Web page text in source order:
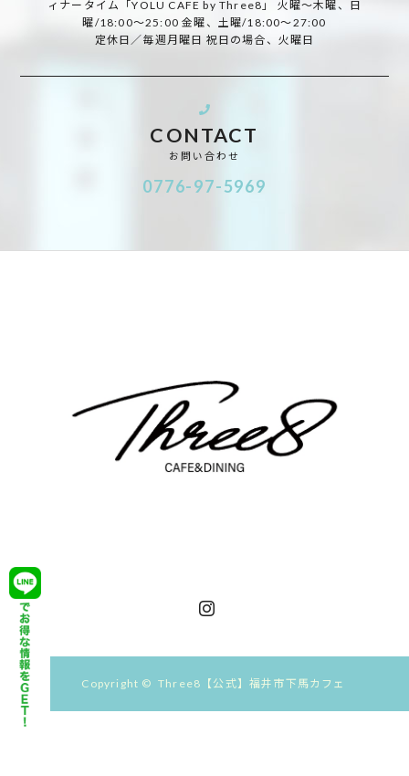
ィナータイム「YOLU CAFE by Three8」 火曜～木曜、日
曜/18:00～25:00 金曜、土曜/18:00～27:00
定休日／毎週月曜日 祝日の場合、火曜日
CONTACT
お問い合わせ
0776-97-5969
Copyright © Three8【公式】福井市下馬カフェ